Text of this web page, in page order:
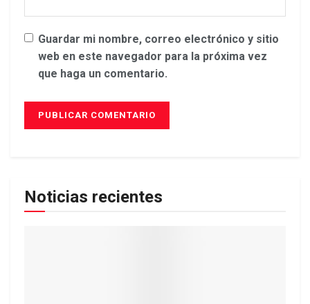
Guardar mi nombre, correo electrónico y sitio
web en este navegador para la próxima vez
que haga un comentario.
Noticias recientes